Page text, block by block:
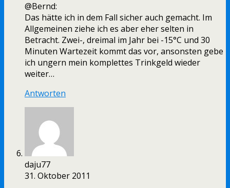
@Bernd:
Das hätte ich in dem Fall sicher auch gemacht. Im
Allgemeinen ziehe ich es aber eher selten in
Betracht. Zwei-, dreimal im Jahr bei -15°C und 30
Minuten Wartezeit kommt das vor, ansonsten gebe
ich ungern mein komplettes Trinkgeld wieder
weiter…
Antworten
daju77
31. Oktober 2011